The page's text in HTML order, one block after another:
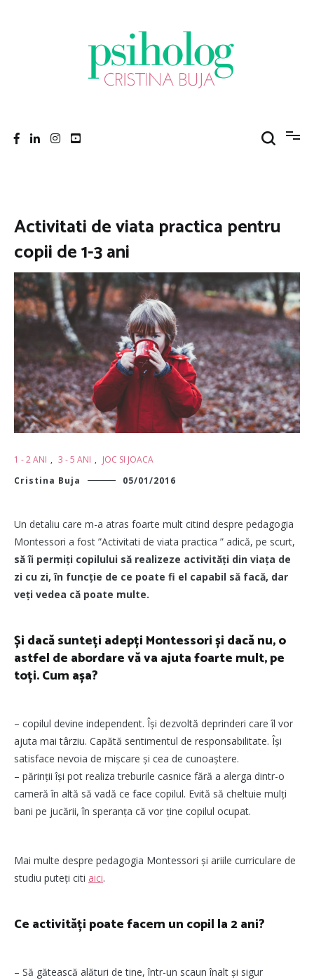
Activitati de viata practica pentru
copii de 1-3 ani
1 - 2 ANI , 3 - 5 ANI , JOC SI JOACA
Cristina Buja
05/01/2016
Un detaliu care m-a atras foarte mult citind despre pedagogia
Montessori a fost ”Activitati de viata practica ” adică, pe scurt,
să îi permiți copilului să realizeze activități din viața de
zi cu zi, în funcție de ce poate fi el capabil să facă, dar
veți vedea că poate multe.
Și dacă sunteți adepți Montessori și dacă nu, o
astfel de abordare vă va ajuta foarte mult, pe
toți. Cum așa?
– copilul devine independent. Își dezvoltă deprinderi care îl vor
ajuta mai târziu. Capătă sentimentul de responsabilitate. Își
satisface nevoia de mișcare și cea de cunoaștere.
– părinții își pot realiza treburile casnice fără a alerga dintr-o
cameră în altă să vadă ce face copilul. Evită să cheltuie mulți
bani pe jucării, în speranța că vor ține copilul ocupat.
Mai multe despre pedagogia Montessori și ariile curriculare de
studiu puteți citi aici.
Ce activități poate facem un copil la 2 ani?
– Să gătească alături de tine, într-un scaun înalt și sigur